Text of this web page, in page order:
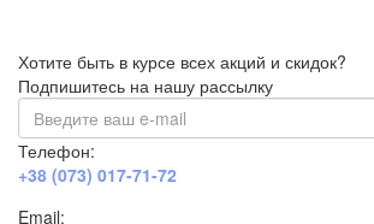
Хотите быть в курсе всех акций и скидок?
Подпишитесь на нашу рассылку
Телефон:
+38 (073) 017-71-72
Email: